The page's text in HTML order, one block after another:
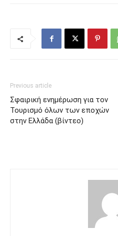
Previous article
Σφαιρική ενημέρωση για τον
Τουρισμό όλων των εποχών
στην Ελλάδα (βίντεο)